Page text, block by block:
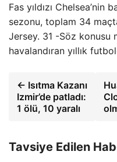
Fas yıldızı Chelsea’nin
sezonu, toplam 34
Jersey. 31 -Söz konusu
havalandıran yıllık
← Isıtma Kazanı
Izmir’de patladı:
1 ölü, 10 yaralı
Tavsiye Edilen